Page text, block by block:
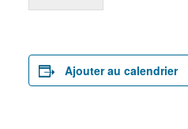
Ajouter au calendrier